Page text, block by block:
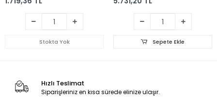
Stokta Yok Sepete Ekle
Hızlı Teslimat
Siparişleriniz en kısa sürede elinize ulaşır.